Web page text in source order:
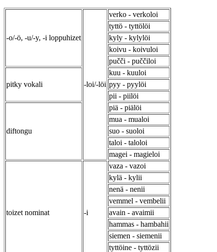
-o/-ö, -u/-y, -i loppuhizet
-loi/-löi
verko - verkoloi
tyttö - tyttölöi
kyly - kylylöi
koivu - koivuloi
pučči - puččiloi
pitky vokali
kuu - kuuloi
pyy - pyylöi
pii - piilöi
diftongu
piä - piälöi
mua - mualoi
suo - suoloi
taloi - taloloi
magei - magieloi
toizet nominat -i
vaza - vazoi
kylä - kylii
nenä - nenii
vemmel - vembelii
avain - avaimii
hammas - hambahii
siemen - siemenii
tyttöine - tyttözii